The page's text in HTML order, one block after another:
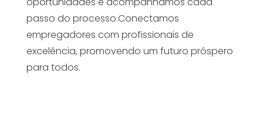
passo do processo.Conectamos
empregadores com profissionais de
excelência, promovendo um futuro próspero
para todos.